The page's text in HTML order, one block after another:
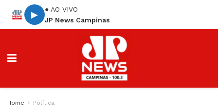
▶
● AO VIVO
JP News Campinas
Home Política